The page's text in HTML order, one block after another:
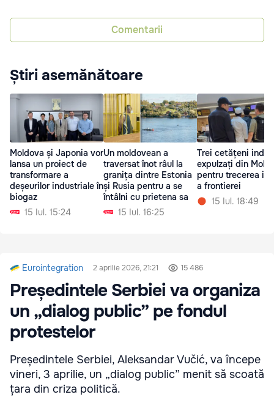
Comentarii
Știri asemănătoare
Moldova și Japonia vor
lansa un proiect de
transformare a
deșeurilor industriale în
biogaz
15 Iul. 15:24
Un moldovean a
traversat înot râul la
granița dintre Estonia
și Rusia pentru a se
întâlni cu prietena sa
15 Iul. 16:25
Trei cetățeni
expulzați din
pentru trecerea
a frontierei
15 Iul. 18:49
Eurointegration 2 aprilie 2026, 21:21 15 486
Președintele Serbiei va organiza
un „dialog public” pe fondul
protestelor
Președintele Serbiei, Aleksandar Vučić, va începe
vineri, 3 aprilie, un „dialog public” menit să scoată
țara din criza politică.